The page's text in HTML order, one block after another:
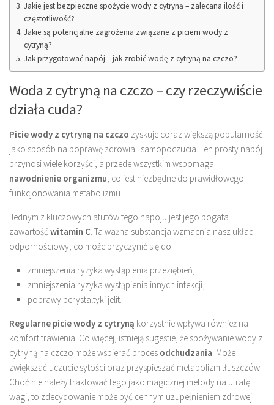
Jakie jest bezpieczne spożycie wody z cytryną – zalecana ilość i
częstotliwość?
Jakie są potencjalne zagrożenia związane z piciem wody z
cytryną?
Jak przygotować napój – jak zrobić wodę z cytryną na czczo?
Woda z cytryną na czczo – czy rzeczywiście
działa cuda?
Picie wody z cytryną na czczo zyskuje coraz większą popularność
jako sposób na poprawę zdrowia i samopoczucia. Ten prosty napój
przynosi wiele korzyści, a przede wszystkim wspomaga
nawodnienie organizmu, co jest niezbędne do prawidłowego
funkcjonowania metabolizmu.
Jednym z kluczowych atutów tego napoju jest jego bogata
zawartość witamin C. Ta ważna substancja wzmacnia nasz układ
odpornościowy, co może przyczynić się do:
zmniejszenia ryzyka wystąpienia przeziębień,
zmniejszenia ryzyka wystąpienia innych infekcji,
poprawy perystaltyki jelit.
Regularne picie wody z cytryną korzystnie wpływa również na
komfort trawienia. Co więcej, istnieją sugestie, że spożywanie wody z
cytryną na czczo może wspierać proces odchudzania. Może
zwiększać uczucie sytości oraz przyspieszać metabolizm tłuszczów.
Choć nie należy traktować tego jako magicznej metody na utratę
wagi, to zdecydowanie może być cennym uzupełnieniem zdrowej